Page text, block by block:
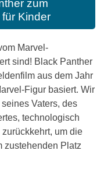
zum
Kinder
Marvel-
sind! Black Panther
aus dem Jahr
Figur basiert. Wir
Vaters, des
technologisch
um die
zustehenden Platz